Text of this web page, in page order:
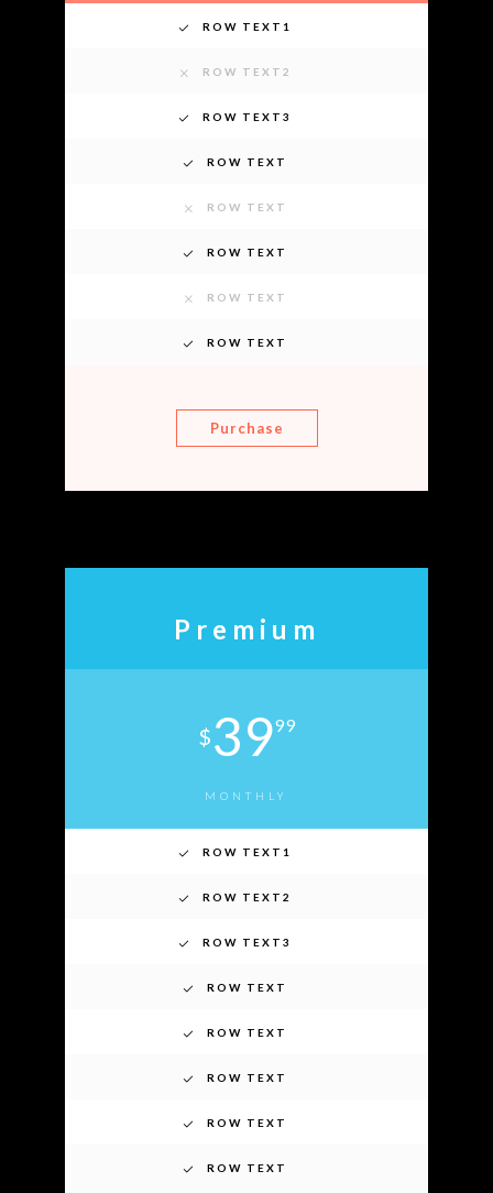
ROW TEXT1
ROW TEXT2
ROW TEXT3
ROW TEXT
ROW TEXT
ROW TEXT
ROW TEXT
ROW TEXT
Purchase
Premium
$3999
MONTHLY
ROW TEXT1
ROW TEXT2
ROW TEXT3
ROW TEXT
ROW TEXT
ROW TEXT
ROW TEXT
ROW TEXT